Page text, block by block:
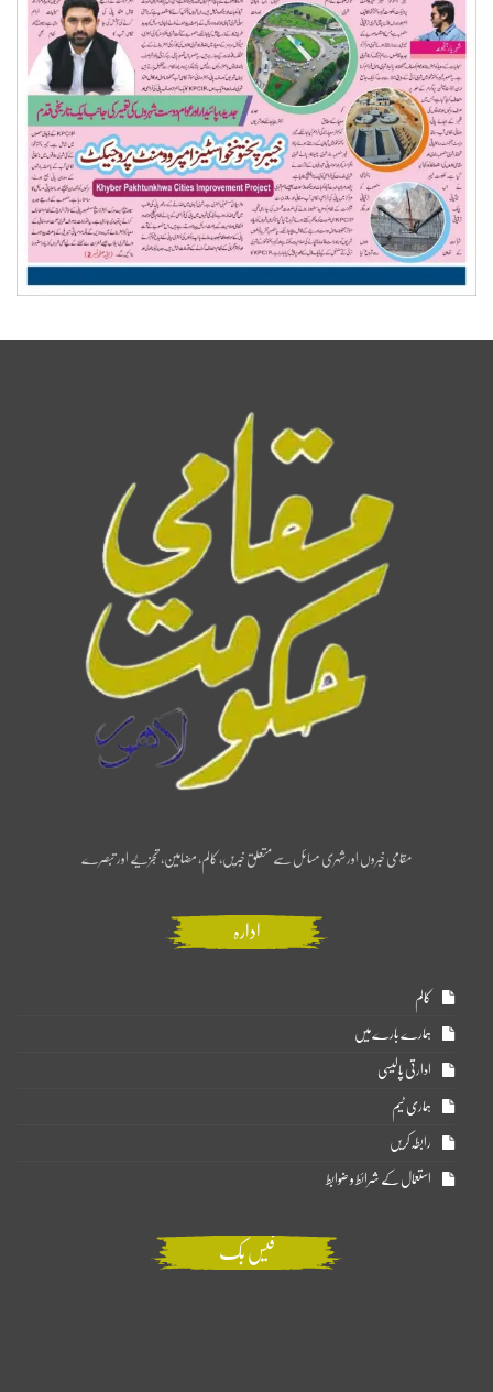
مقامی خبروں اور شہری مسائل سے متعلق خبریں، کالم، مضامین، تجزیے اور تبصرے
ادارہ
کالم
ہمارے بارے میں
ادارتی پالیسی
ہماری ٹیم
رابطہ کریں
استعمال کے شرائط و ضوابط
فیس بک